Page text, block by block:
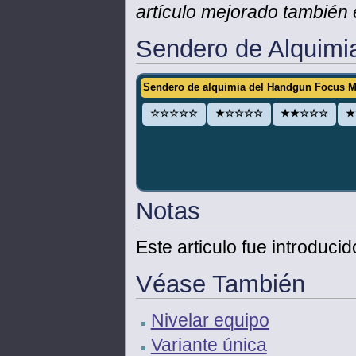
artículo mejorado también
Sendero de
Sendero de alquimia del Handgun Focus
☆☆☆☆☆ ★☆☆☆☆ ★★☆☆☆
Notas
Este articulo fue
Véase También
Nivelar equipo
Variante única